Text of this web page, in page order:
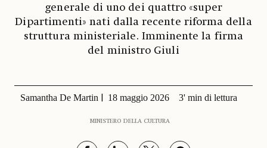
generale di uno dei quattro «super
Dipartimenti» nati dalla recente riforma della
struttura ministeriale. Imminente la firma
del ministro Giuli
Samantha De Martin 18 maggio 2026 3' min di lettura
MINISTERO DELLA CULTURA